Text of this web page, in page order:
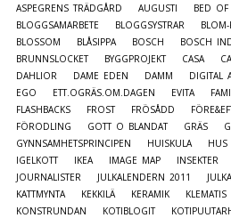
ASPEGRENS TRÄDGÅRD
AUGUSTI BED OF
BLOGGSAMARBETE
BLOGGSYSTRAR BLOM-
BLOSSOM
BLÅSIPPA BOSCH BOSCH
BRUNNSLOCKET
BYGGPROJEKT CASA
DAHLIOR
DAME EDEN DAMM DIGITAL
EGO
ETT.OGRÄS.OM.DAGEN EVITA
FLASHBACKS
FROST FRÖSÅDD
FÖRODLING
GOTT O BLANDAT GRÄS
GYNNSAMHETSPRINCIPEN
HUISKULA HUS
IGELKOTT
IKEA IMAGE MAP INSEKTER
JOURNALISTER
JULKALENDERN 2011
KATTMYNTA
KEKKILÄ KERAMIK KLEMATIS
KONSTRUNDAN
KOTIBLOGIT